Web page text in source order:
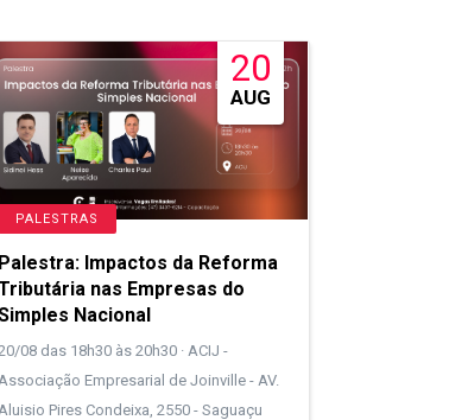
20
AUG
PALESTRAS
Palestra: Impactos da Reforma
nas Empresas do
Nacional
08 das 18h30 às 20h30 · ACIJ -
Empresarial de Joinville - AV.
Pires Condeixa, 2550 - Saguaçu